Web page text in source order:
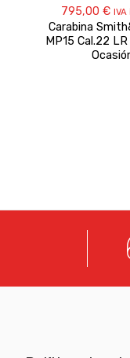
795,00 €
Carabina
MP15 Cal.22